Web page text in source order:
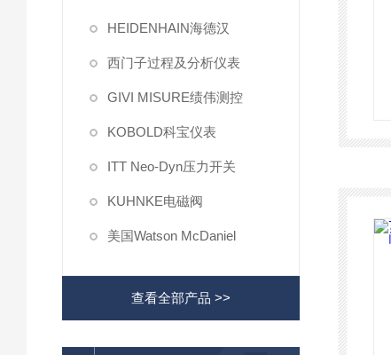
HEIDENHAIN海德汉
西门子过程及分析仪表
GIVI MISURE绩伟测控
KOBOLD科宝仪表
ITT Neo-Dyn压力开关
KUHNKE电磁阀
美国Watson McDaniel
查看全部产品 >>